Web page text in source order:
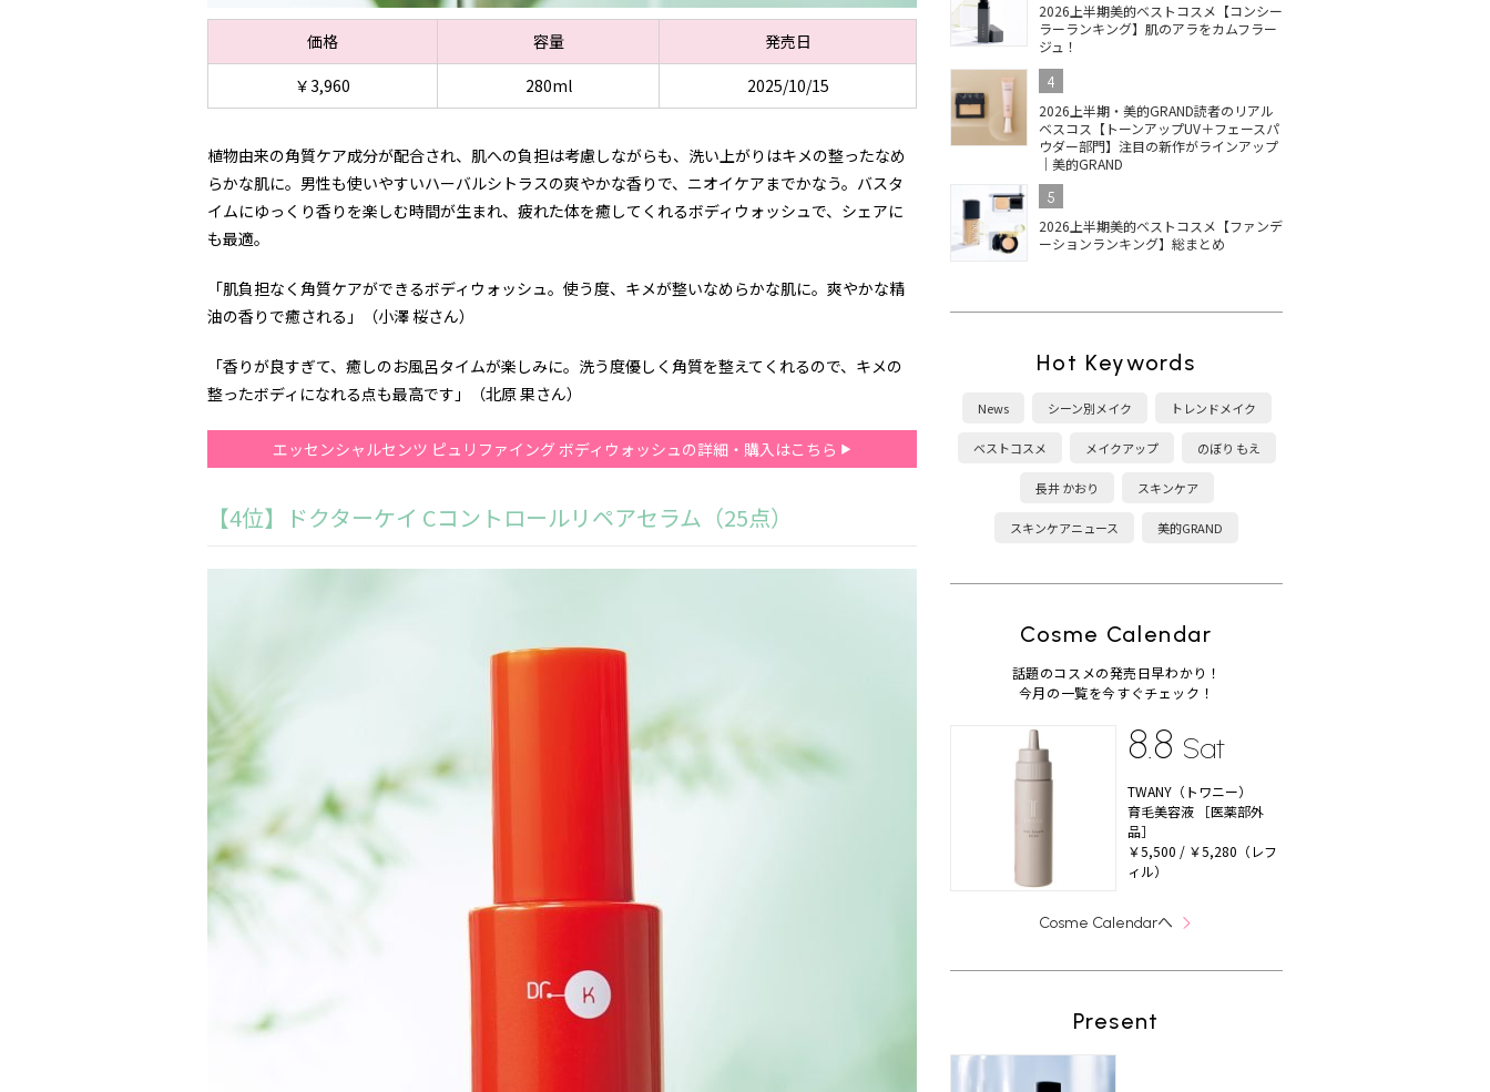
価格 容量
発売日
￥3,960
280ml 2025/10/15
植物由来の角質ケア成分が配合され、肌への負担は考慮しながらも、洗い上がりはキメの整ったなめ
らかな肌に。男性も使いやすいハーバルシトラスの爽やかな香りで、ニオイケアまでかなう。バスタ
イムにゆっくり香りを楽しむ時間が生まれ、疲れた体を癒してくれるボディウォッシュで、シェアに
も最適。
「肌負担なく角質ケアができるボディウォッシュ。使う度、キメが整いなめらかな肌に。爽やかな精
油の香りで癒される」（小澤 桜さん）
「香りが良すぎて、癒しのお風呂タイムが楽しみに。洗う度優しく角質を整えてくれるので、キメの
整ったボディになれる点も最高です」（北原 果さん）
エッセンシャルセンツ ピュリファイング ボディウォッシュの詳細・購入はこちら
【4位】ドクターケイ Cコントロールリペアセラム（25点）
2026上半期美的ベストコスメ【コンシー
ラーランキング】肌のアラをカムフラー
ジュ！
4
2026上半期・美的GRAND読者のリアル
ベスコス【トーンアップUV＋フェースパ
ウダー部門】注目の新作がラインアップ
｜美的GRAND
5
2026上半期美的ベストコスメ【ファンデ
ーションランキング】総まとめ
Hot Keywords
News シーン別メイク トレンドメイク
ベストコスメ メイクアップ のぼり もえ
長井 かおり スキンケア
スキンケアニュース 美的GRAND
Cosme Calendar
話題のコスメの発売日早わかり！
今月の一覧を今すぐチェック！
8.8 Sat
TWANY（トワニー）
育毛美容液 ［医薬部外
品］
￥5,500 / ￥5,280（レフ
ィル）
Cosme Calendarへ
Present